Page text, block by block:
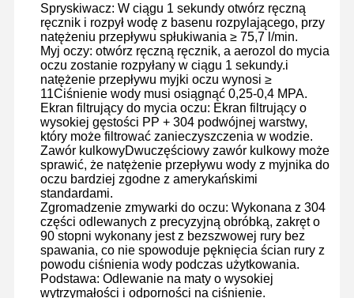
Spryskiwacz: W ciągu 1 sekundy otwórz ręczną
ręcznik i rozpył wodę z basenu rozpylającego, przy
natężeniu przepływu spłukiwania ≥ 75,7 l/min.
Myj oczy: otwórz ręczną ręcznik, a aerozol do mycia
oczu zostanie rozpyłany w ciągu 1 sekundy.i
natężenie przepływu myjki oczu wynosi ≥
11Ciśnienie wody musi osiągnąć 0,25-0,4 MPA.
Ekran filtrujący do mycia oczu: Ekran filtrujący o
wysokiej gęstości PP + 304 podwójnej warstwy,
który może filtrować zanieczyszczenia w wodzie.
Zawór kulkowyDwuczęściowy zawór kulkowy może
sprawić, że natężenie przepływu wody z myjnika do
oczu bardziej zgodne z amerykańskimi
standardami.
Zgromadzenie zmywarki do oczu: Wykonana z 304
części odlewanych z precyzyjną obróbką, zakręt o
90 stopni wykonany jest z bezszwowej rury bez
spawania, co nie spowoduje pęknięcia ścian rury z
powodu ciśnienia wody podczas użytkowania.
Podstawa: Odlewanie na maty o wysokiej
wytrzymałości i odporności na ciśnienie.